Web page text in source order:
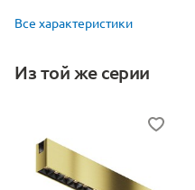
Все характеристики
Из той же серии